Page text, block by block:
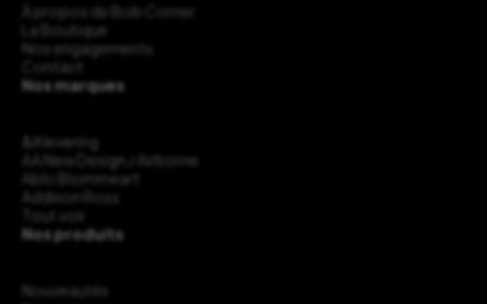
À propos de Bob Corner
La Boutique
Nos engagements
Contact
Nos marques
&Klevering
AA New Design / Airborne
Ablo Blommeart
Addison Ross
Tout voir
Nos produits
Nouveautés